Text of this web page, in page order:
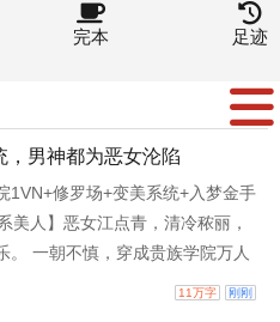
完本 足迹
，男神都为恶女沦陷
1VN+修罗场+变美系统+入梦金手
美人】恶女江点青，清冷秾丽，
。 一朝不慎，穿成贵族学院万人
配——土肥圆暴发户女配，又黑
11万字 刚刚